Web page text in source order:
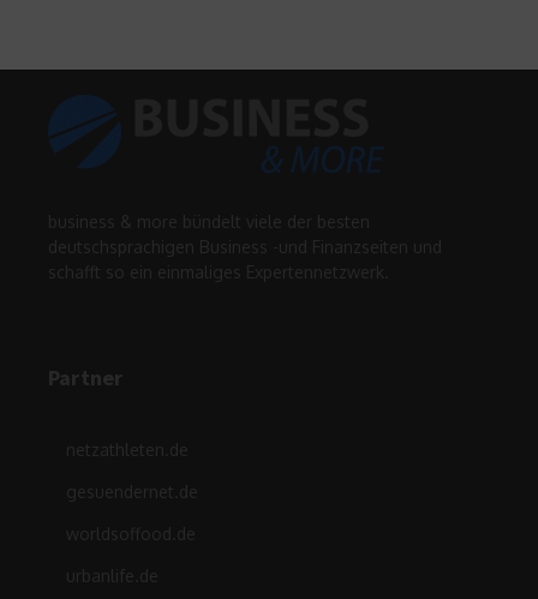
business & more bündelt viele der besten
deutschsprachigen Business -und Finanzseiten und
schafft so ein einmaliges Expertennetzwerk.
Partner
netzathleten.de
gesuendernet.de
worldsoffood.de
urbanlife.de